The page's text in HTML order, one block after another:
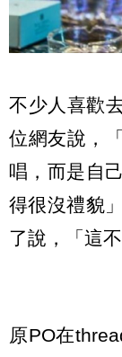
不少人喜歡
位網友說，
唱，而是自
得很沒禮貌
了說，「這
原PO在